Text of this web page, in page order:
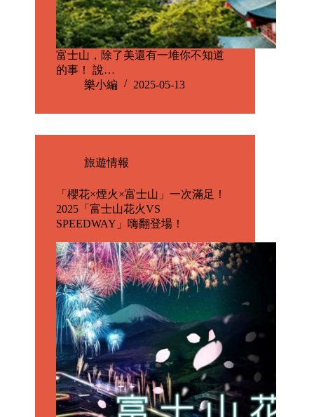
富士山，除了美還有一堆你不知道
的事！ 說…
樂小編
2025-05-13
旅遊情報
「櫻花×煙火×富士山」一次滿足！
2025「富士山花火VS
SPEEDWAY」嗨翻登場！